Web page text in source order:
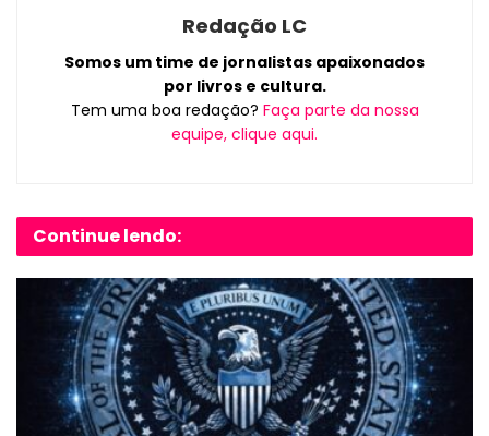
Redação LC
Somos um time de jornalistas apaixonados
por livros e cultura.
Tem uma boa redação? Faça parte da nossa
equipe, clique aqui.
Continue lendo: